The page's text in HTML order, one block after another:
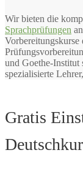
Wir bieten die
Sprachprüfungen
Vorbereitungskurse
und Goethe-
spezialisierte
Gratis